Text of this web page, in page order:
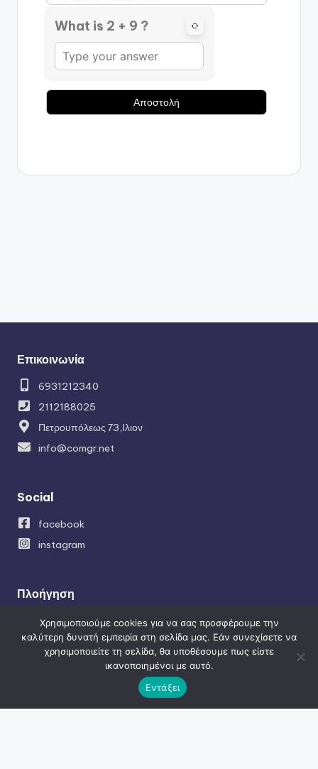
What is 2 + 9 ?
Επικοινωνία
6931212340
2112188025
Πετρουπόλεως 73,Ιλιον
info@comgr.net
Social
facebook
instagram
Πλοήγηση
Κατασκευή ιστοσελίδων
SEO – Προώθηση ιστοσελίδων
Κατασκευή Eshop
Social Media Managment
Χρησιμοποιούμε cookies για να σας προσφέρουμε την
καλύτερη δυνατή εμπειρία στη σελίδα μας. Εάν συνεχίσετε να
χρησιμοποιείτε τη σελίδα, θα υποθέσουμε πως είστε
ικανοποιημένοι με αυτό.
Εντάξει